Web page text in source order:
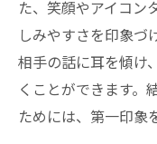
た、笑顔やアイコン
しみやすさを印象づ
相手の話に耳を傾け
くことができます。
ためには、第一印象